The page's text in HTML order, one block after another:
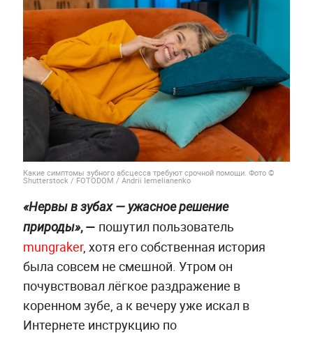
Какие симптомы зубного абсцесса требуют срочной помощи. Фото ©
Shutterstock / FOTODOM / Andrii Iemelianenko
«Нервы в зубах — ужасное решение
природы», — пошутил пользователь
mungraker, хотя его собственная история
была совсем не смешной. Утром он
почувствовал лёгкое раздражение в
коренном зубе, а к вечеру уже искал в
Интернете инструкцию по